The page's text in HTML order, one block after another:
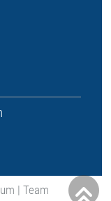
| Team